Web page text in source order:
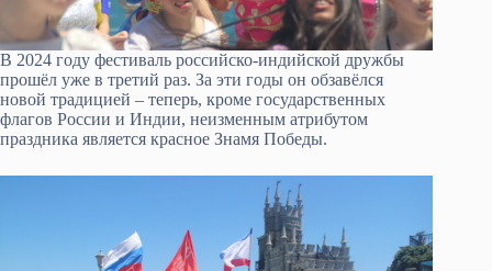
В 2024 году фестиваль российско-индийской дружбы
прошёл уже в третий раз. За эти годы он обзавёлся
новой традицией – теперь, кроме государственных
флагов России и Индии, неизменным атрибутом
праздника является красное Знамя Победы.